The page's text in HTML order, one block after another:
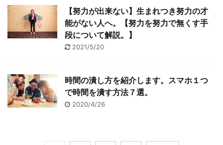
【努力が出来ない】生まれつき努力の才
能がない人へ。【努力を努力で無くす手
段について解説。】
2021/5/20
時間の潰し方を紹介します。スマホ１つ
で時間を潰す方法７選。
2020/4/26